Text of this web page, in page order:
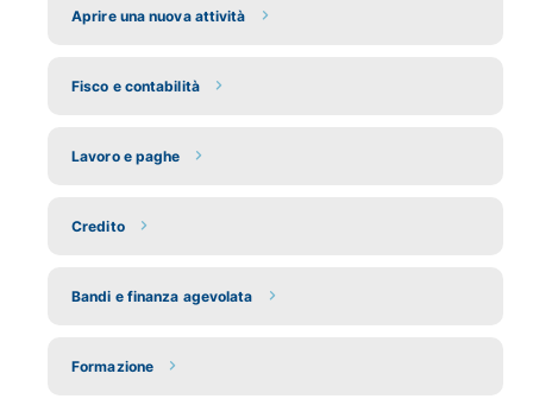
Aprire una nuova attività
Fisco e contabilità
Lavoro e paghe
Credito
Bandi e finanza agevolata
Formazione